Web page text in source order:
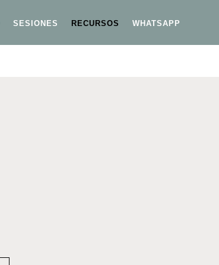
SESIONES RECURSOS WHATSAPP